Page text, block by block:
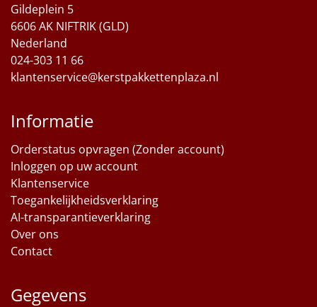
Gildeplein 5
6606 AK NIFTRIK (GLD)
Nederland
024-303 11 66
klantenservice@kerstpakkettenplaza.nl
Informatie
Orderstatus opvragen (Zonder account)
Inloggen op uw account
Klantenservice
Toegankelijkheidsverklaring
AI-transparantieverklaring
Over ons
Contact
Gegevens